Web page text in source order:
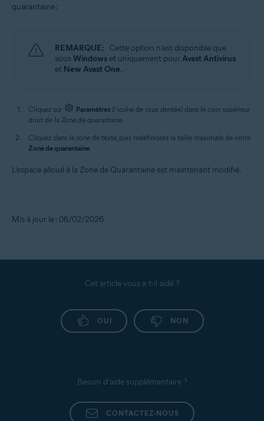
quarantaine :
REMARQUE: Cette option n'est disponible que
sousWindows et uniquement pourAvast Antivirus
et New Avast One.
Cliquez sur Paramètres (l’icône de roue dentée) dans le coin supérieur
droit de la Zone de quarantaine.
Cliquez dans la zone de texte, puis redéfinissez la taille maximale de votre
Zone de quarantaine.
L’espace alloué à la Zone de Quarantaine est maintenant modifié.
Mis à jour le : 06/02/2026
Cet article vous a-t-il aidé ?
OUI NON
Besoin d’aide supplémentaire ?
CONTACTEZ-NOUS